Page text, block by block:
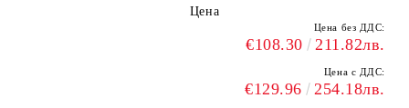
Цена
Цена без ДДС:
€108.30 211.82лв.
Цена с ДДС:
€129.96 254.18лв.